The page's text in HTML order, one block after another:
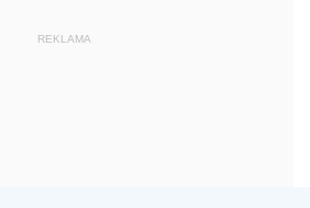
1959REKLAMA